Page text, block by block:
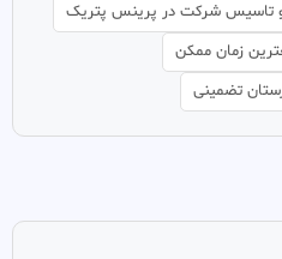
تاسیس شرکت در پرینس پتریک
زمان ممکن
تضمینی